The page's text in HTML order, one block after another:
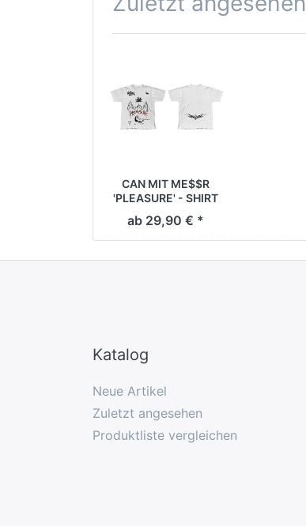
CAN MIT ME$$R
'PLEASURE' - SHIRT
ab 29,90 € *
Katalog
Neue Artikel
Zuletzt angesehen
Produktliste vergleichen